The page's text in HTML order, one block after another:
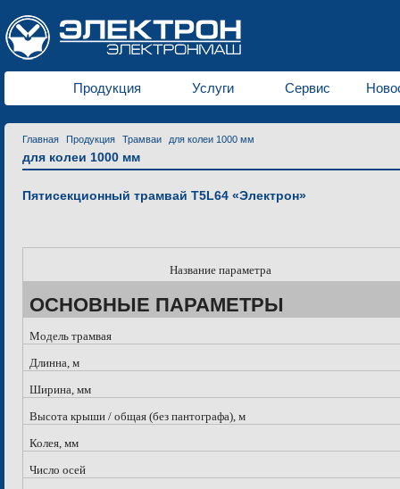
Продукция Услуги Сервис
Главная Продукция Трамваи для колеи 1000 мм
для колеи 1000 мм
Пятисекционный трамвай T5L64 «Электрон»
Название параметра
ОСНОВНЫЕ ПАРАМЕТРЫ
Модель трамвая
Длинна, м
Ширина, мм
Высота крыши / общая (без пантографа), м
Колея, мм
Число осей